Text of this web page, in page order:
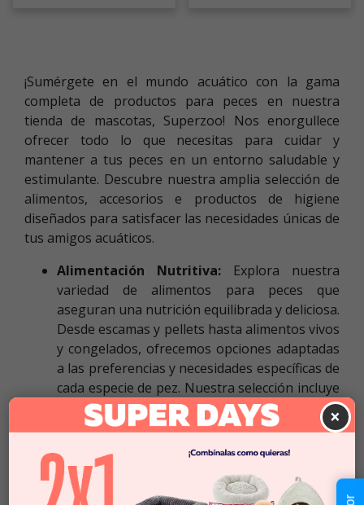
×
¡Sumérgete en el mundo acuático con la gama
completa de productos para peces en nuestra
tienda de mascotas, Superzoo! Nos enorgullece
ofrecer todo lo que necesitas para cuidar y
mantener a tus peces en un entorno saludable y
estimulante. Descubre nuestra amplia selección de
alimentos, accesorios e productos de higiene
diseñados para satisfacer las necesidades únicas de
tus amigos acuáticos.
Alimentación Nutritiva: Explora nuestra
variedad de alimentos para peces que
aseguran una nutrición equilibrada y deliciosa.
Desde escamas y pellets hasta alimentos vivos
y congelados, ofrecemos opciones adaptadas
a las preferencias y necesidades específicas de
cada especie de pez. Nuestra selección incluye
marcas confiables que garantizan
ingredientes de alta calidad para mantener a
tus peces saludables y vibrantes.
Hábitats y Decoración Atractiva:
hogar acuático impresionante para tus peces